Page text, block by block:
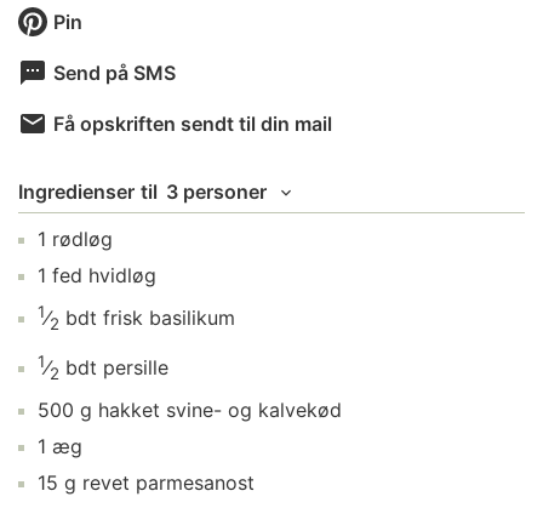
Pin
Send på SMS
Få opskriften sendt til din mail
Ingredienser til 3 personer
1 rødløg
1 fed hvidløg
1⁄2 bdt frisk basilikum
1⁄2 bdt persille
500 g hakket svine- og kalvekød
1 æg
15 g revet parmesanost